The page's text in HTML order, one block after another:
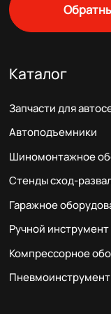
Каталог
Запчасти для
Автоподъемники
Шиномонтажное
Стенды сход-
Гаражное
Ручной инструмент
Компрессорное
Пневмоинструмент